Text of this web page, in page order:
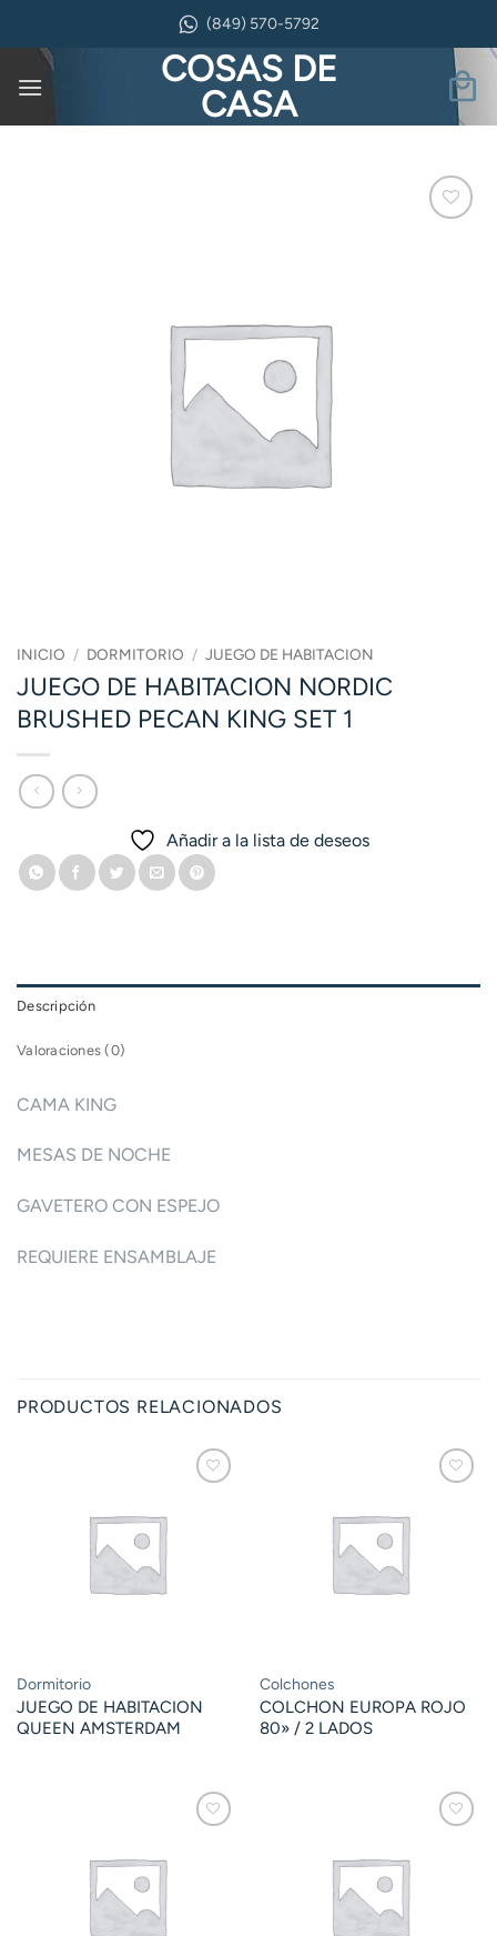
contenido
(849) 570-5792
COSAS DE
CASA
INICIO / DORMITORIO / JUEGO DE HABITACION
JUEGO DE HABITACION NORDIC
BRUSHED PECAN KING SET 1
Añadir a la lista de deseos
Descripción
Valoraciones (0)
CAMA KING
MESAS DE NOCHE
GAVETERO CON ESPEJO
REQUIERE ENSAMBLAJE
PRODUCTOS RELACIONADOS
Dormitorio
JUEGO DE HABITACION
QUEEN AMSTERDAM
Colchones
COLCHON EUROPA ROJO
80» / 2 LADOS